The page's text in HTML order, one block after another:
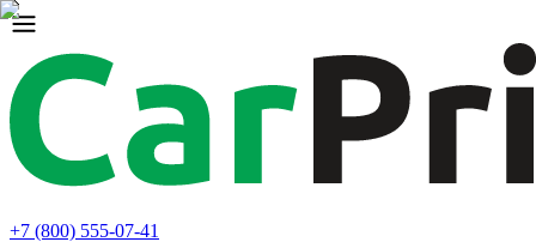
+7 (800) 555-07-41